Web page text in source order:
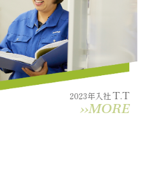
2023年入社T.T
››MORE